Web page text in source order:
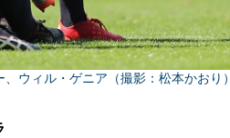
ウィル・ゲニア（撮影：松本かおり）